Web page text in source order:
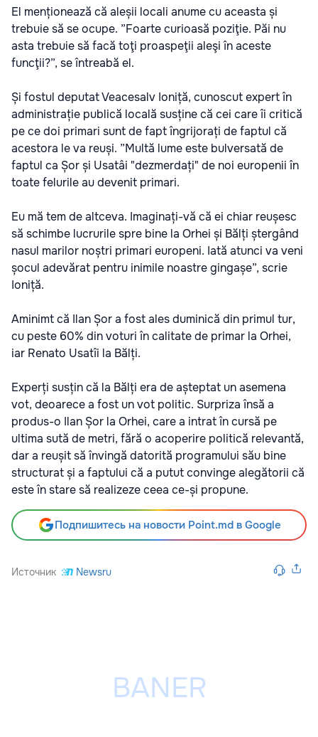
El menționează că aleșii locali anume cu aceasta și
trebuie să se ocupe. ”Foarte curioasă poziţie. Păi nu
asta trebuie să facă toţi proaspeţii aleşi în aceste
funcţii?”, se întreabă el.
Și fostul deputat Veacesalv Ioniță, cunoscut expert în
administrație publică locală susține că cei care îi critică
pe ce doi primari sunt de fapt îngrijorați de faptul că
acestora le va reuși. ”Multă lume este bulversată de
faptul ca Șor și Usatâi "dezmerdați" de noi europenii în
toate felurile au devenit primari.
Eu mă tem de altceva. Imaginați-vă că ei chiar reușesc
să schimbe lucrurile spre bine la Orhei și Bălți ștergând
nasul marilor noștri primari europeni. Iată atunci va veni
șocul adevărat pentru inimile noastre gingașe”, scrie
Ioniță.
Aminimt că Ilan Șor a fost ales duminică din primul tur,
cu peste 60% din voturi în calitate de primar la Orhei,
iar Renato Usatîi la Bălți.
Experți susțin că la Bălți era de așteptat un asemena
vot, deoarece a fost un vot politic. Surpriza însă a
produs-o Ilan Șor la Orhei, care a intrat în cursă pe
ultima sută de metri, fără o acoperire politică relevantă,
dar a reușit să învingă datorită programului său bine
structurat și a faptului că a putut convinge alegătorii că
este în stare să realizeze ceea ce-și propune.
Подпишитесь на новости Point.md в Google
Источник Newsru